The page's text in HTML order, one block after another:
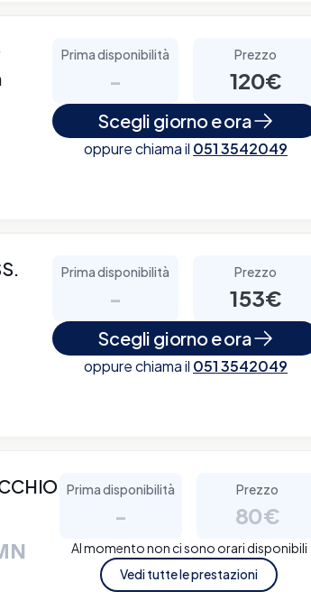
Prima disponibilità
-
Prezzo
120€
Scegli giorno e ora
oppure chiama il 051 3542049
Prima disponibilità
-
Prezzo
153€
Scegli giorno e ora
oppure chiama il 051 3542049
Prima disponibilità
-
Prezzo
80€
Al momento non ci sono orari disponibili
Vedi tutte le prestazioni